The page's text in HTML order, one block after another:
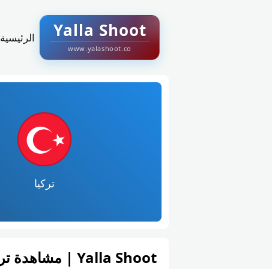
Yalla Shoot
www.yalashoot.co
الرئيسية
تركيا
Yalla Shoot | مشاهدة تركيا و الولايات المتحدة – كأس العالم – المجموعة د